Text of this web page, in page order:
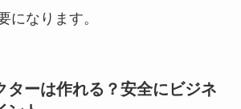
になります。
ターは作れる？安全にビジネ